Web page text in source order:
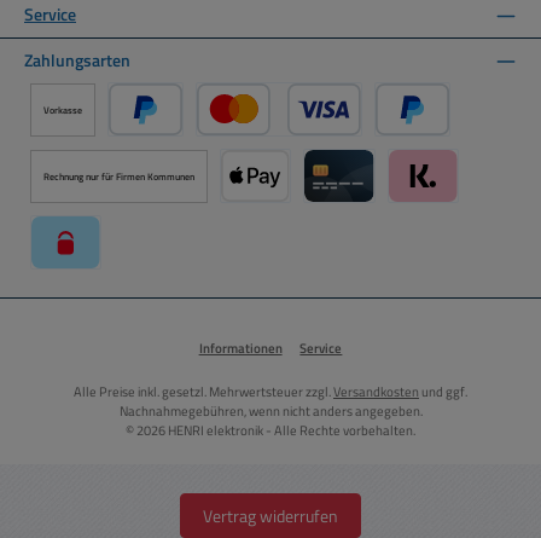
Service
Zahlungsarten
Vorkasse
PayPal Kredit- oder Debitkarte über PayPal
Später Bezahlen
Rechnung nur für Firmen Kommunen
Informationen Service
Alle Preise inkl. gesetzl. Mehrwertsteuer zzgl.Versandkosten und ggf.
Nachnahmegebühren, wenn nicht anders angegeben.
© 2026 HENRI elektronik - Alle Rechte vorbehalten.
Vertrag widerrufen